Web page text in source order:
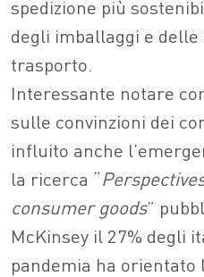
spedizione più
degli imballaggi e
trasporto.
Interessante notare
sulle convinzioni dei
influito anche
la ricerca “
consumer goods”
McKinsey il 27% degli
pandemia ha